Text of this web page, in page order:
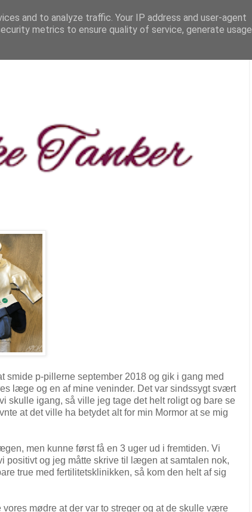
smide p-pillerne september 2018 og gik i gang med
læge og en af mine veninder. Det var sindssygt svært
skulle igang, så ville jeg tage det helt roligt og bare se
at det ville ha betydet alt for min Mormor at se mig
men kunne først få en 3 uger ud i fremtiden. Vi
positivt og jeg måtte skrive til lægen at samtalen nok,
true med fertilitetsklinikken, så kom den helt af sig
mødre at der var to streger og at de skulle være
and to analyze traffic. Your IP address and user-agent
metrics to ensure quality of service, generate usage